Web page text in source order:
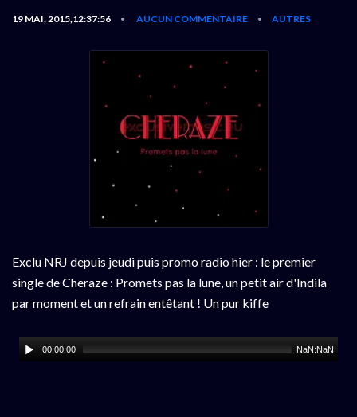
19 MAI, 2015,12:37:56 • AUCUN COMMENTAIRE • AUTRES
Exclu NRJ depuis jeudi puis promo radio hier : le premier
single de Cheraze : Promets pas la lune, un petit air d'Indila
par moment et un refrain entêtant ! Un pur kiffe
00:00:00 NaN:NaN